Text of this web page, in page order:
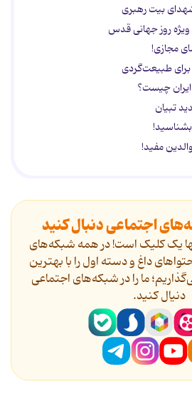
شهدای بیت رهبری
روز جهانی قدس
مجازی!
ایران چیست؟
تبیان
بشناسید!
مفید!
اجتماعی دنبال کنید
یک کلیک است! در همه شبکه‌های
داغ و دسته اول را با بهترین
ما را در شبکه‌های اجتماعی
دنیال کنید.